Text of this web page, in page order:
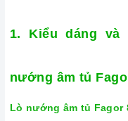
1. Kiểu dáng và
nướng âm tủ
Lò nướng âm tủ Fagor